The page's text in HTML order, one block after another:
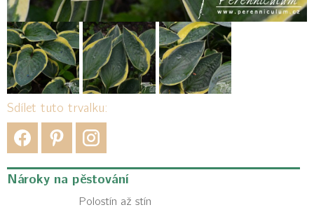
Sdílet tuto trvalku:
Nároky na pěstování
Polostín až stín